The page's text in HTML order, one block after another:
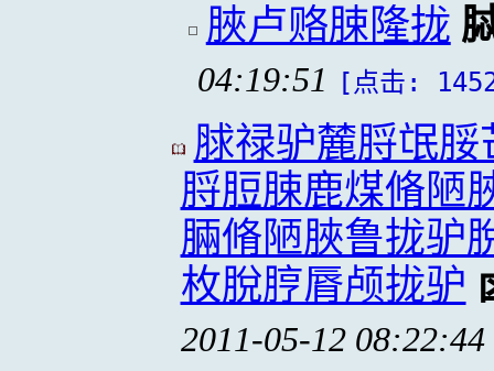
脥卢赂脨隆拢
04:19:51 [点击:
脙禄驴麓脟氓
脟脰脨鹿煤脩陋
脼脩陋脥鲁拢驴
枚脫脝脣颅拢驴
2011-05-12 08:22:44